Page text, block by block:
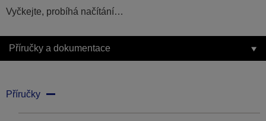
Vyčkejte, probíhá načítání…
Příručky a dokumentace
Příručky